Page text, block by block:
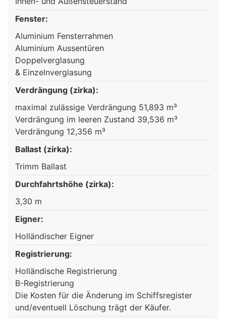
Fenster:
Aluminium Fensterrahmen
Aluminium Aussentüren
Doppelverglasung
& Einzelnverglasung
Verdrängung (zirka):
maximal zulässige Verdrängung 51,893 m³
Verdrängung im leeren Zustand 39,536 m³
Verdrängung 12,356 m³
Ballast (zirka):
Trimm Ballast
Durchfahrtshöhe (zirka):
3,30 m
Eigner:
Holländischer Eigner
Registrierung:
Holländische Registrierung
B-Registrierung
Die Kosten für die Änderung im Schiffsregister
und/eventuell Löschung trägt der Käufer.